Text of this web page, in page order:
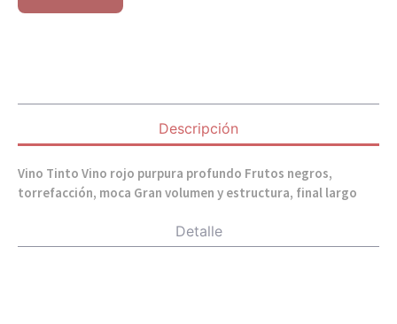
Descripción
Detalle
Vino Tinto Vino rojo purpura profundo Frutos negros,
torrefacción, moca Gran volumen y estructura, final largo